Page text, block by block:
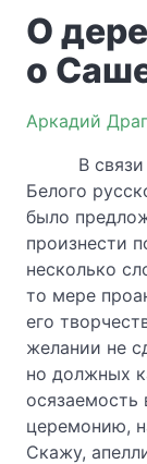
О
о
Аркадий
В
Белого
было
произнести
несколько
то мере
его
желании не
но должных
осязаемость
церемонию,
Скажу,